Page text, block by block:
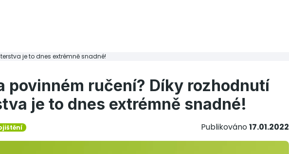
je to dnes extrémně snadné!
povinném ručení? Díky rozhodnutí
je to dnes extrémně snadné!
Publikováno17.01.2022